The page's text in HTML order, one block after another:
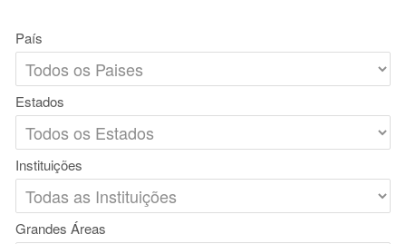
País
Estados
Instituições
Grandes Áreas